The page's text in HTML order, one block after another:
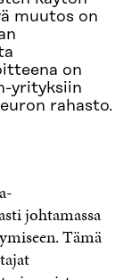
muutos on
on
yrityksiin
rahasto.
johtamassa
Tämä